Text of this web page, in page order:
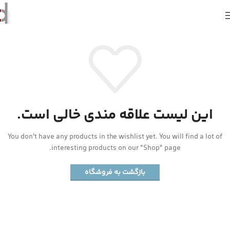
این لیست علاقه مندی خالی است.
You don't have any products in the wishlist yet. You will find a lot of
interesting products on our "Shop" page.
بازگشت به فروشگاه